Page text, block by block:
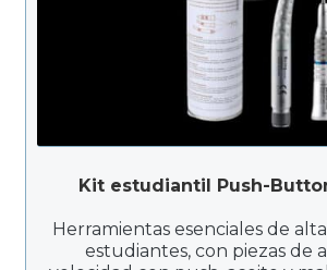
Kit estudiantil Push-
Herramientas esenciales de
estudiantes, con piezas de